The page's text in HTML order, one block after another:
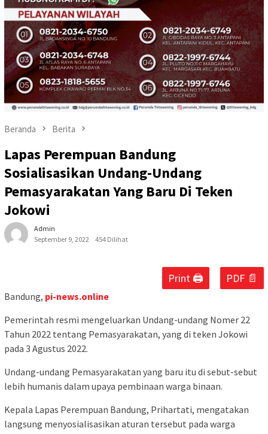
Beranda Berita
Lapas Perempuan Bandung
Sosialisasikan Undang-Undang
Pemasyarakatan Yang Baru Di Teken
Jokowi
Admin
September 9, 2022
454 Dilihat
Print 🖨 PDF 📄
Bandung, pi-news.online
Pemerintah resmi mengeluarkan Undang-undang Nomer 22
Tahun 2022 tentang Pemasyarakatan, yang di teken Jokowi
pada 3 Agustus 2022.
Undang-undang Pemasyarakatan yang baru itu di sebut-sebut
lebih humanis dalam upaya pembinaan warga binaan.
Kepala Lapas Perempuan Bandung, Prihartati, mengatakan
langsung menyosialisasikan aturan tersebut pada warga